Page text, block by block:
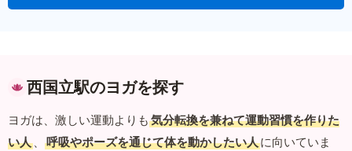
西国立駅のヨガを探す
ヨガは、激しい運動よりも 気分転換を兼ねて運動習慣を作りた
い人 、 呼吸やポーズを通じて体を動かしたい人に向いていま